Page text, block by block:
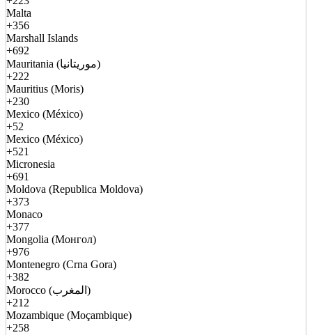
Malta
+356
Marshall Islands
+692
Mauritania (موريتانيا)
+222
Mauritius (Moris)
+230
Mexico (México)
+52
Mexico (México)
+521
Micronesia
+691
Moldova (Republica Moldova)
+373
Monaco
+377
Mongolia (Монгол)
+976
Montenegro (Crna Gora)
+382
Morocco (المغرب)
+212
Mozambique (Moçambique)
+258